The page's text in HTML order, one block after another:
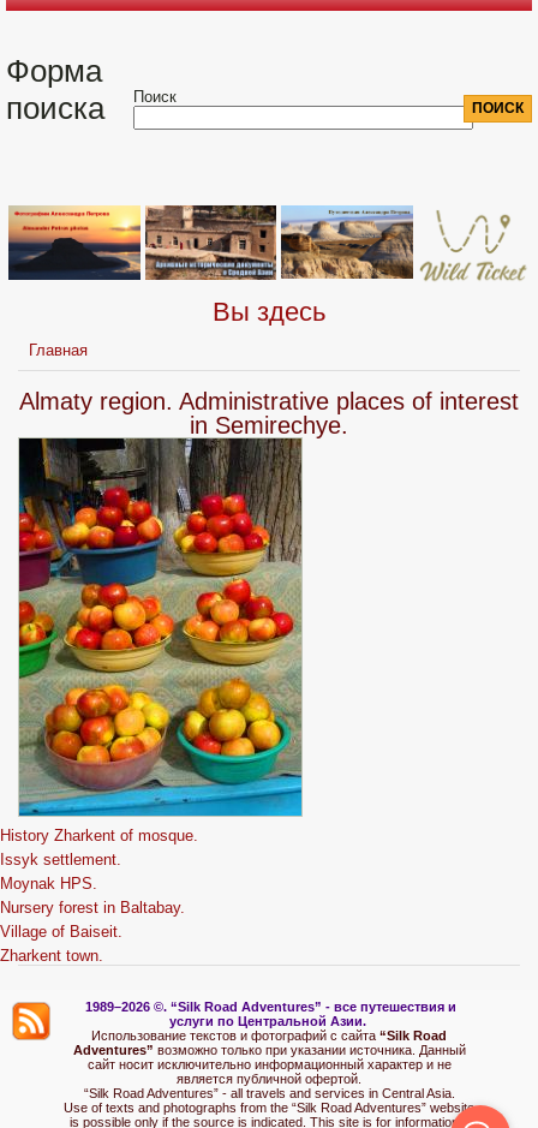
Форма
поиска
Поиск
Вы здесь
Главная
Almaty region. Administrative places of interest
in Semirechye.
History Zharkent of mosque.
Issyk settlement.
Moynak HPS.
Nursery forest in Baltabay.
Village of Baiseit.
Zharkent town.
1989–2026 ©. “Silk Road Adventures” - все путешествия и
услуги по Центральной Азии.
Использование текстов и фотографий с сайта “Silk Road
Adventures” возможно только при указании источника. Данный
сайт носит исключительно информационный характер и не
является публичной офертой.
“Silk Road Adventures” - all travels and services in Central Asia.
Use of texts and photographs from the “Silk Road Adventures” website
is possible only if the source is indicated. This site is for informational